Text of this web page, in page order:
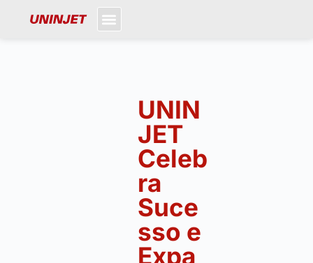
UNIN
JET
Celeb
ra
Suce
sso e
Expa